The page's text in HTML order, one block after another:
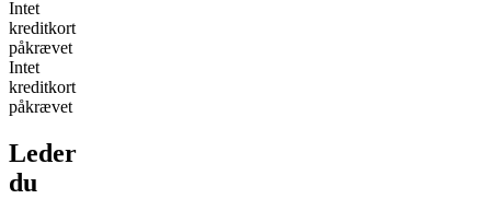
Intet
kreditkort
påkrævet
Intet
kreditkort
påkrævet
Leder
du